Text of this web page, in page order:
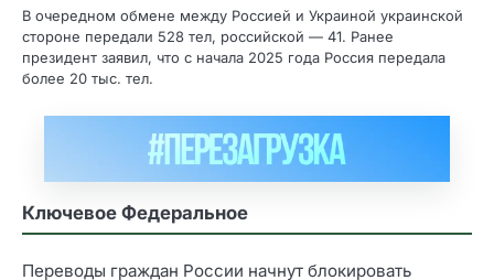
В очередном обмене между Россией и Украиной украинской
стороне передали 528 тел, российской — 41. Ранее
президент заявил, что с начала 2025 года Россия передала
более 20 тыс. тел.
Ключевое Федеральное
Переводы граждан России начнут блокировать